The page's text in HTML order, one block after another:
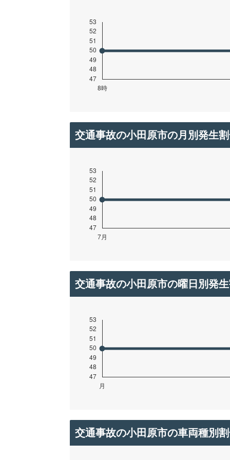
交通事故の小田原市の月別発生
交通事故の小田原市の曜日別発
交通事故の小田原市の車両種別